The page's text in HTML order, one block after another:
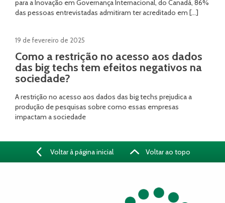
para a Inovação em Governança Internacional, do Canadá, 86%
das pessoas entrevistadas admitiram ter acreditado em […]
19 de fevereiro de 2025
Como a restrição no acesso aos dados
das big techs tem efeitos negativos na
sociedade?
A restrição no acesso aos dados das big techs prejudica a
produção de pesquisas sobre como essas empresas
impactam a sociedade
Voltar à página inicial Voltar ao topo